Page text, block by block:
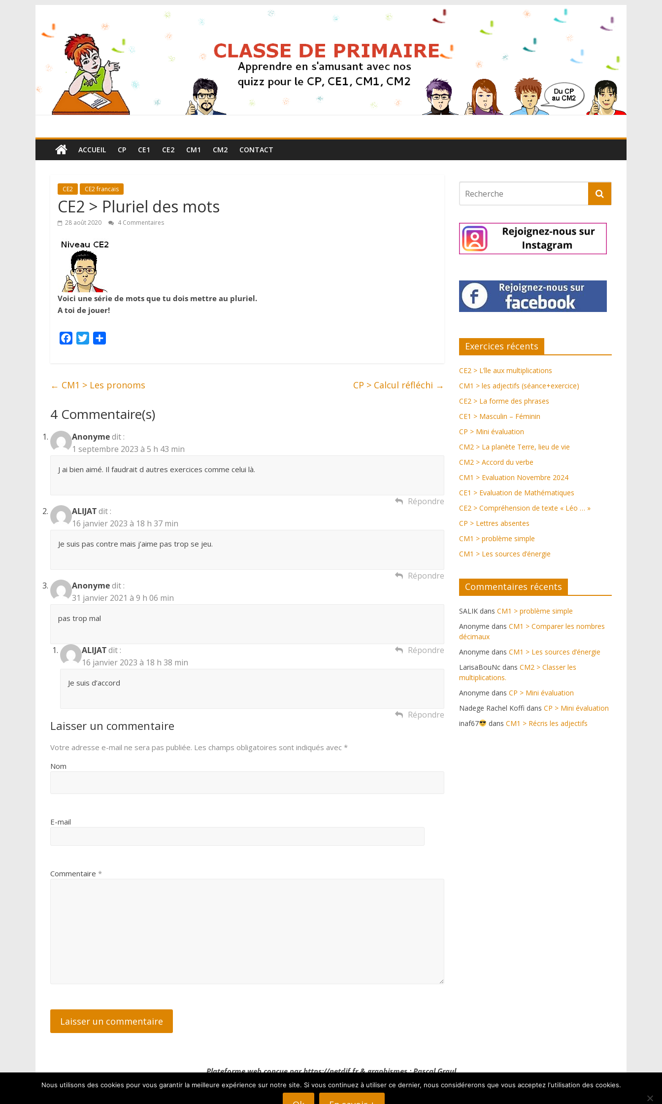
ACCUEIL CP CE1 CE2 CM1 CM2 CONTACT
CE2 CE2 francais
CE2 > Pluriel des mots
28 août 2020 4 Commentaires
Voici une série de mots que tu dois mettre au pluriel.
A toi de jouer!
b
o
t
r
a
e
← CM1 > Les pronoms CP > Calcul réfléchi →
4 Commentaire(s)
Anonymedit :
1 septembre 2023 à 5 h 43 min
J ai bien aimé. Il faudrait d autres exercices comme celui là.
Répondre
ALIJATdit :
16 janvier 2023 à 18 h 37 min
Je suis pas contre mais j’aime pas trop se jeu.
Répondre
Anonymedit :
31 janvier 2021 à 9 h 06 min
pas trop mal
Répondre
ALIJATdit :
16 janvier 2023 à 18 h 38 min
Je suis d’accord
Répondre
Laisser un commentaire
Votre adresse e-mail ne sera pas publiée. Les champs obligatoires sont indiqués avec *
Nom
E-mail
Commentaire *
Exercices récents
CE2 > L’île aux multiplications
CM1 > les adjectifs (séance+exercice)
CE2 > La forme des phrases
CE1 > Masculin – Féminin
CP > Mini évaluation
CM2 > La planète Terre, lieu de vie
CM2 > Accord du verbe
CM1 > Evaluation Novembre 2024
CE1 > Evaluation de Mathématiques
CE2 > Compréhension de texte « Léo … »
CP > Lettres absentes
CM1 > problème simple
CM1 > Les sources d’énergie
Commentaires récents
SALIK dans CM1 > problème simple
Anonyme dans CM1 > Comparer les nombres
décimaux
Anonyme dans CM1 > Les sources d’énergie
LarisaBouNc dans CM2 > Classer les
multiplications.
Anonyme dans CP > Mini évaluation
Nadege Rachel Koffi dans CP > Mini évaluation
inaf67
dans CM1 > Récris les adjectifs
Plateforme web conçue par https://netdif.fr & graphismes : Pascal Graul
Nous utilisons des cookies pour vous garantir la meilleure expérience sur notre site. Si vous continuez à utiliser ce dernier, nous considérerons que vous acceptez l'utilisation des cookies.